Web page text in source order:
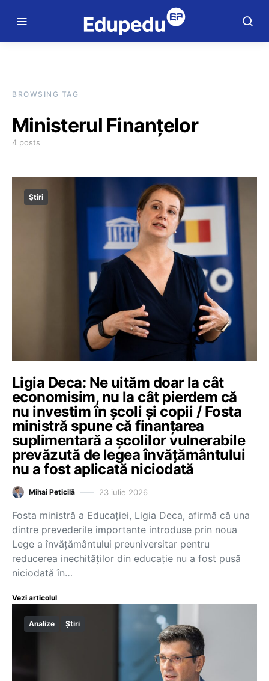
BROWSING TAG
Ministerul Finanțelor
4 posts
Știri
Ligia Deca: Ne uităm doar la cât
economisim, nu la cât pierdem că
nu investim în școli și copii / Fosta
ministră spune că finanțarea
suplimentară a școlilor vulnerabile
prevăzută de legea învățământului
nu a fost aplicată niciodată
Mihai Peticilă 23 iulie 2026
Fosta ministră a Educației, Ligia Deca, afirmă că una
dintre prevederile importante introduse prin noua
Lege a învățământului preuniversitar pentru
reducerea inechităților din educație nu a fost pusă
niciodată în…
Vezi articolul
Analize Știri